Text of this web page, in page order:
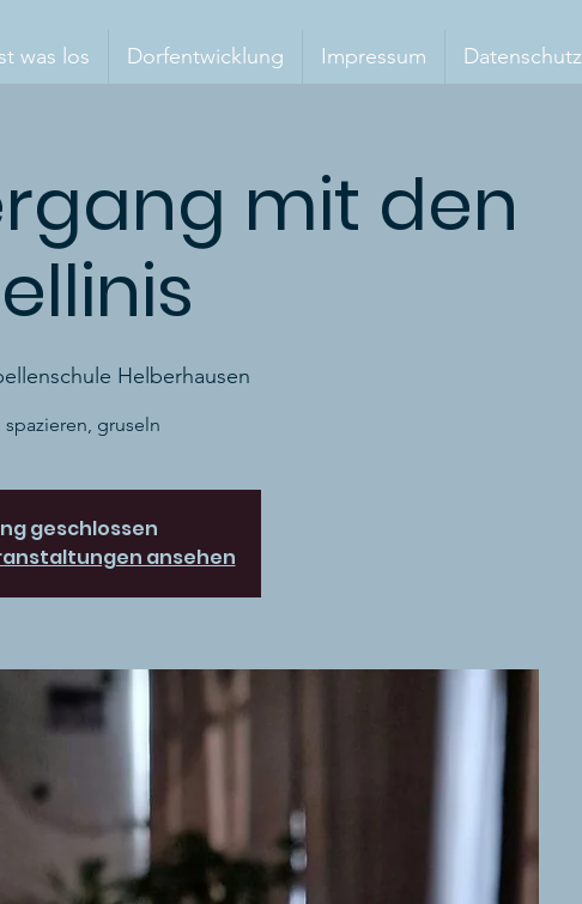
was los Dorfentwicklung Impressum Datenschutz
mit den
Helberhausen
gruseln
geschlossen
ansehen